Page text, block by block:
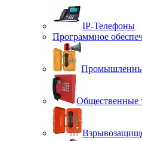
IP-Телефоны
Программное
Общественные